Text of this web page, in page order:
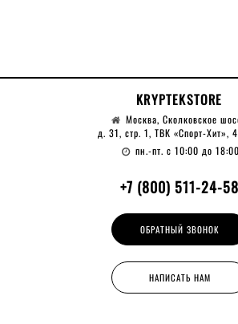
KRYPTEKSTORE
Москва, Сколковское
д. 31, стр. 1, ТВК «Спорт-Хит»,
пн.-пт. с 10:00 до 18:00
+7 (800) 511-24-58
ОБРАТНЫЙ ЗВОНОК
НАПИСАТЬ НАМ